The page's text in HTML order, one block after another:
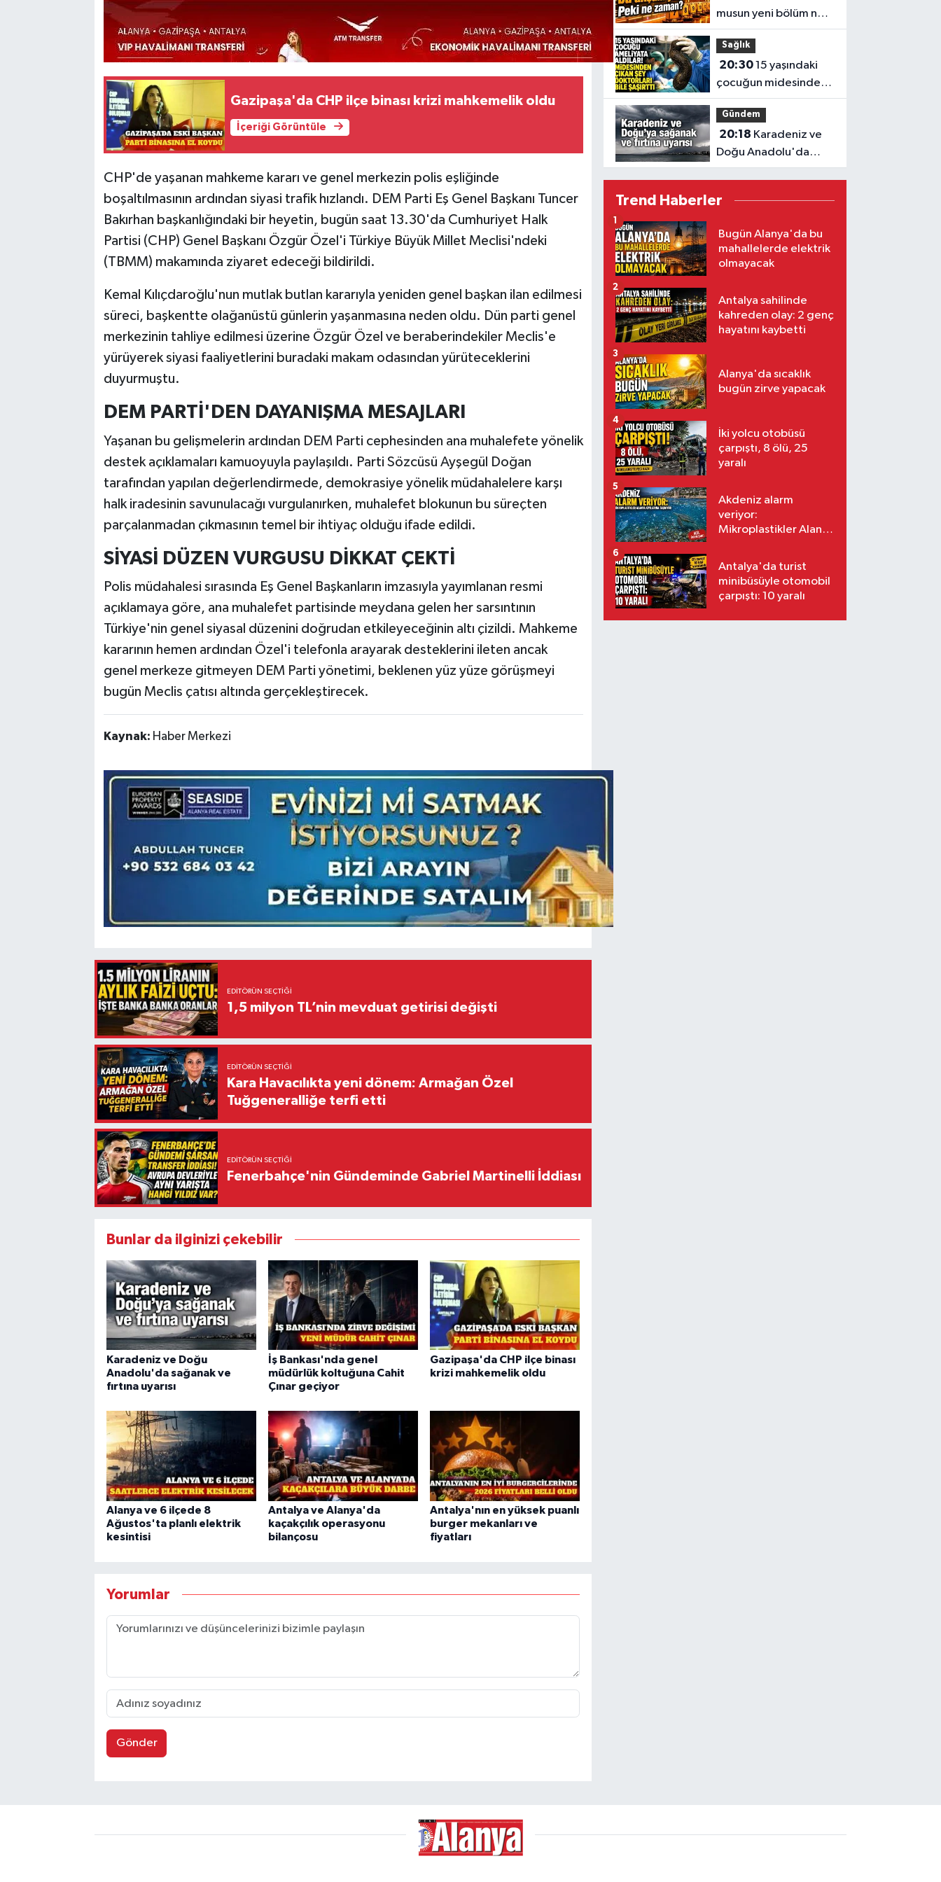
Gazipaşa'da CHP ilçe binası krizi mahkemelik oldu
İçeriği Görüntüle
CHP'de yaşanan mahkeme kararı ve genel merkezin polis eşliğinde
boşaltılmasının ardından siyasi trafik hızlandı. DEM Parti Eş Genel Başkanı Tuncer
Bakırhan başkanlığındaki bir heyetin, bugün saat 13.30'da Cumhuriyet Halk
Partisi (CHP) Genel Başkanı Özgür Özel'i Türkiye Büyük Millet Meclisi'ndeki
(TBMM) makamında ziyaret edeceği bildirildi.
Kemal Kılıçdaroğlu'nun mutlak butlan kararıyla yeniden genel başkan ilan edilmesi
süreci, başkentte olağanüstü günlerin yaşanmasına neden oldu. Dün parti genel
merkezinin tahliye edilmesi üzerine Özgür Özel ve beraberindekiler Meclis'e
yürüyerek siyasi faaliyetlerini buradaki makam odasından yürüteceklerini
duyurmuştu.
DEM PARTİ'DEN DAYANIŞMA MESAJLARI
Yaşanan bu gelişmelerin ardından DEM Parti cephesinden ana muhalefete yönelik
destek açıklamaları kamuoyuyla paylaşıldı. Parti Sözcüsü Ayşegül Doğan
tarafından yapılan değerlendirmede, demokrasiye yönelik müdahalelere karşı
halk iradesinin savunulacağı vurgulanırken, muhalefet blokunun bu süreçten
parçalanmadan çıkmasının temel bir ihtiyaç olduğu ifade edildi.
SİYASİ DÜZEN VURGUSU DİKKAT ÇEKTİ
Polis müdahalesi sırasında Eş Genel Başkanların imzasıyla yayımlanan resmi
açıklamaya göre, ana muhalefet partisinde meydana gelen her sarsıntının
Türkiye'nin genel siyasal düzenini doğrudan etkileyeceğinin altı çizildi. Mahkeme
kararının hemen ardından Özel'i telefonla arayarak desteklerini ileten ancak
genel merkeze gitmeyen DEM Parti yönetimi, beklenen yüz yüze görüşmeyi
bugün Meclis çatısı altında gerçekleştirecek.
Kaynak: Haber Merkezi
EDITÖRÜN SEÇTIĞI
1,5 milyon TL’nin mevduat getirisi değişti
EDITÖRÜN SEÇTIĞI
Kara Havacılıkta yeni dönem: Armağan Özel
Tuğgeneralliğe terfi etti
EDITÖRÜN SEÇTIĞI
Fenerbahçe'nin Gündeminde Gabriel Martinelli İddiası
Bunlar da ilginizi çekebilir
Karadeniz ve Doğu
Anadolu'da sağanak ve
fırtına uyarısı
İş Bankası'nda genel
müdürlük koltuğuna Cahit
Çınar geçiyor
Gazipaşa'da CHP ilçe binası
krizi mahkemelik oldu
Alanya ve 6 ilçede 8
Ağustos'ta planlı elektrik
kesintisi
Antalya ve Alanya'da
kaçakçılık operasyonu
bilançosu
Antalya'nın en yüksek puanlı
burger mekanları ve
fiyatları
Yorumlar
Gönder
musun yeni bölüm ne
zaman?
Sağlık
20:3015 yaşındaki
çocuğun midesinden
çıkanlar hayret ettirdi
Gündem
20:18
Doğu Anadolu'da
sağanak ve fırtına
Trend Haberler
Bugün Alanya'da bu
mahallelerde elektrik
olmayacak
1
Antalya sahilinde
kahreden olay: 2 genç
hayatını kaybetti
2
Alanya'da sıcaklık
bugün zirve yapacak
3
İki yolcu otobüsü
çarpıştı, 8 ölü, 25
yaralı
4
Akdeniz alarm
veriyor:
Mikroplastikler Alanya
5
Antalya'da turist
minibüsüyle otomobil
çarpıştı: 10 yaralı
6